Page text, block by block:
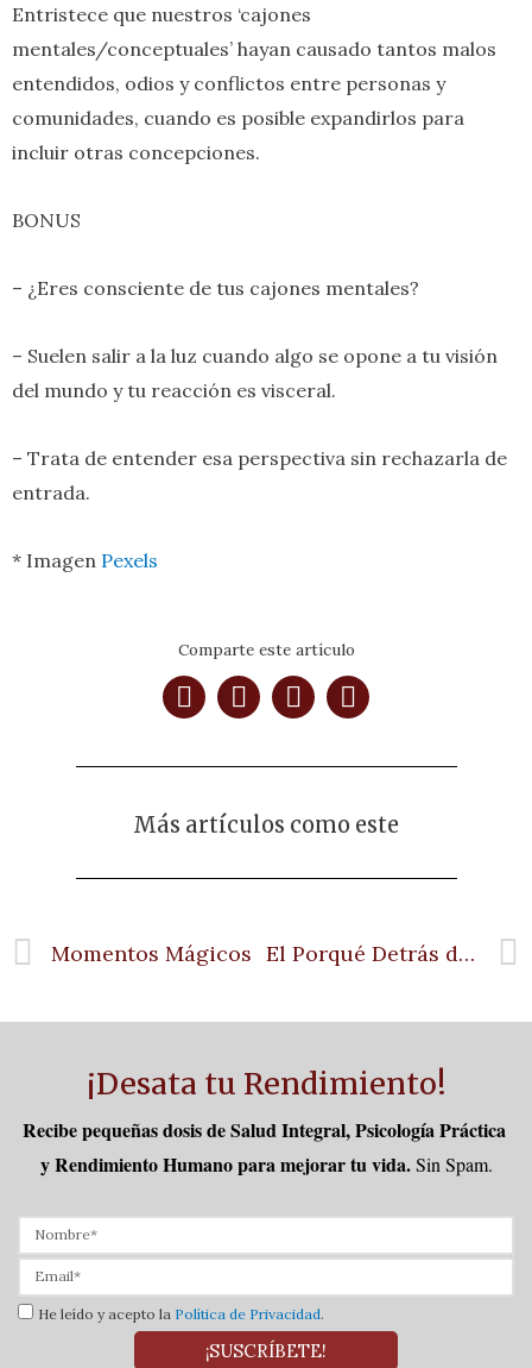
Entristece que nuestros ‘cajones
mentales/conceptuales’ hayan causado tantos malos
entendidos, odios y conflictos entre personas y
comunidades, cuando es posible expandirlos para
incluir otras concepciones.
BONUS
– ¿Eres consciente de tus cajones mentales?
– Suelen salir a la luz cuando algo se opone a tu visión
del mundo y tu reacción es visceral.
– Trata de entender esa perspectiva sin rechazarla de
entrada.
* Imagen Pexels
Comparte este artículo
Más artículos como este
Momentos Mágicos El Porqué Detrás del Porqué
¡Desata tu Rendimiento!
Recibe pequeñas dosis de Salud Integral, Psicología Práctica
y Rendimiento Humano para mejorar tu vida. Sin Spam.
He leído y acepto la Política de Privacidad.
¡SUSCRÍBETE!